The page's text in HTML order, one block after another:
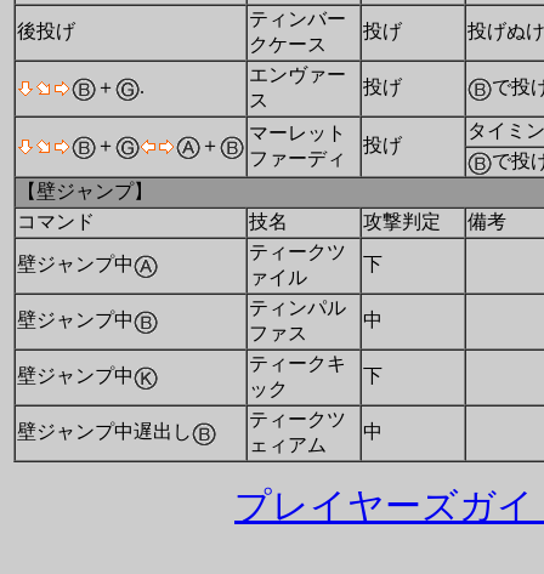
後投げ
ティンバー
クケース
投げ 投げぬ
＋ .
エンヴァー
ス
投げ で投
＋ ＋
マーレット
ファーディ
投げ
タイミ
で投
【壁ジャンプ】
コマンド
技名 攻撃判定 備考
壁ジャンプ中
ティークツ
ァイル
下
壁ジャンプ中
ティンパル
ファス
中
壁ジャンプ中
ティークキ
ック
下
壁ジャンプ中遅出し
ティークツ
ェィアム
中
プレイヤーズガ